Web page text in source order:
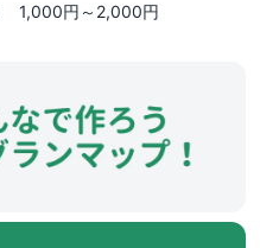
1,000円～2,000円